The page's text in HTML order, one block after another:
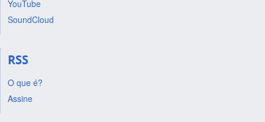
YouTube
SoundCloud
RSS
O que é?
Assine